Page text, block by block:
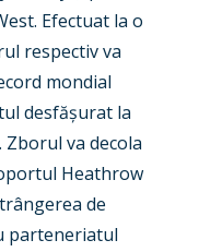
Efectuat la o
respectiv va
mondial
desfășurat la
Zborul va decola
Heathrow
de
parteneriatul
New Routes
Industry